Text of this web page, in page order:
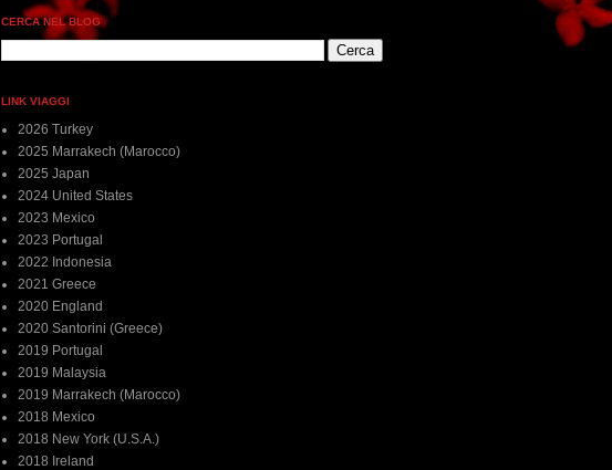
CERCA NEL BLOG
LINK VIAGGI
2026 Turkey
2025 Marrakech (Marocco)
2025 Japan
2024 United States
2023 Mexico
2023 Portugal
2022 Indonesia
2021 Greece
2020 England
2020 Santorini (Greece)
2019 Portugal
2019 Malaysia
2019 Marrakech (Marocco)
2018 Mexico
2018 New York (U.S.A.)
2018 Ireland